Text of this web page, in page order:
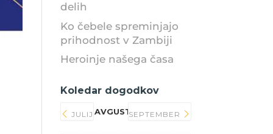
delih
Ko čebele spreminjajo
prihodnost v Zambiji
Heroinje našega časa
Koledar dogodkov
JULIJ AVGUST 2026
SEPTEMBER